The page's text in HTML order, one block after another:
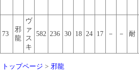
73
邪
龍
ヴ
ァ
ス
キ
582 236 30 18 24 17 － － 耐
トップページ > 邪龍